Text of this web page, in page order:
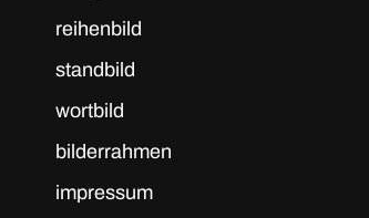
reihenbild
standbild
wortbild
bilderrahmen
impressum